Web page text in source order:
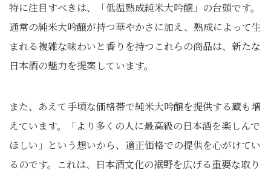
特に注目すべきは、「低温熟成純米大吟醸」の台頭です。
通常の純米大吟醸が持つ華やかさに加え、熟成によって生
まれる複雑な味わいと香りを持つこれらの商品は、新たな
日本酒の魅力を提案しています。
また、あえて手頃な価格帯で純米大吟醸を提供する蔵も増
えています。「より多くの人に最高級の日本酒を楽しんで
ほしい」という想いから、適正価格での提供を心がけてい
るのです。これは、日本酒文化の裾野を広げる重要な取り